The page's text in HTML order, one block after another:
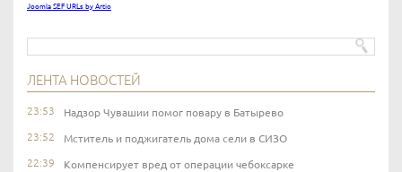
Joomla SEF URLs by Artio
ЛЕНТА НОВОСТЕЙ
23:53 Надзор Чувашии помог повару в Батырево
23:52 Мститель и поджигатель дома сели в СИЗО
22:39 Компенсирует вред от операции чебоксарке